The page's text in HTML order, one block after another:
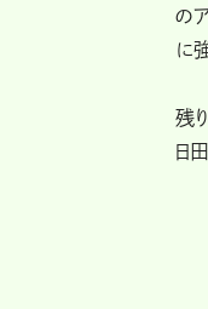
の
に
残
日